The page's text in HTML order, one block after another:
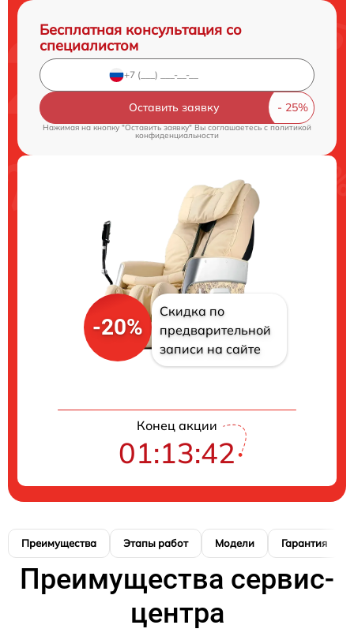
Бесплатная консультация со
специалистом
Оставить заявку
Нажимая на кнопку "Оставить заявку" Вы соглашаетесь cполитикой
конфиденциальности
-20%
Скидка по
предварительной
записи на сайте
Конец акции
01:13:41
Преимущества Этапы работ Модели Гарантия
Преимущества сервис-
центра